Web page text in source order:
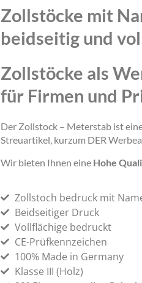
Zollstöcke mit
beidseitig und
Zollstöcke als
für Firmen und
Der Zollstock – Meterstab ist
Streuartikel, kurzum DER
Wir bieten Ihnen eine Hohe
Zollstoch bedruck mit
Beidseitiger Druck
Vollflächige bedruckt
CE-Prüfkennzeichen
100% Made in Germany
Klasse III (Holz)